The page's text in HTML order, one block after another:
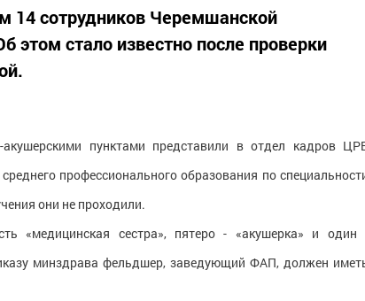
сотрудников Черемшанской
этом стало известно после проверки
пунктами представили в отдел кадров
профессионального образования по
они не проходили.
«медицинская сестра», пятеро - «акушерка» и один
минздрава фельдшер, заведующий ФАП, должен